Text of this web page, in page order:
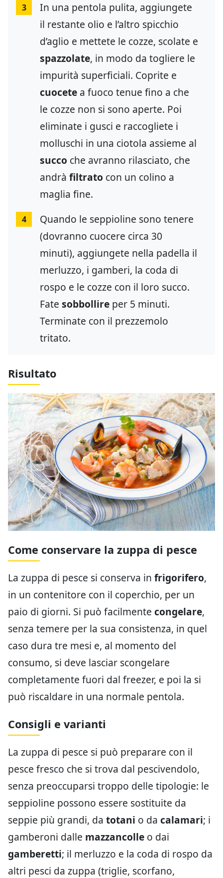
3
In una pentola pulita, aggiungete
il restante olio e l’altro spicchio
d’aglio e mettete le cozze, scolate e
spazzolate, in modo da togliere le
impurità superficiali. Coprite e
cuocete a fuoco tenue fino a che
le cozze non si sono aperte. Poi
eliminate i gusci e raccogliete i
molluschi in una ciotola assieme al
succo che avranno rilasciato, che
andrà filtrato con un colino a
maglia fine.
4
Quando le seppioline sono tenere
(dovranno cuocere circa 30
minuti), aggiungete nella padella il
merluzzo, i gamberi, la coda di
rospo e le cozze con il loro succo.
Fate sobbollire per 5 minuti.
Terminate con il prezzemolo
tritato.
Risultato
Come conservare la zuppa di pesce
La zuppa di pesce si conserva in frigorifero,
in un contenitore con il coperchio, per un
paio di giorni. Si può facilmente congelare,
senza temere per la sua consistenza, in quel
caso dura tre mesi e, al momento del
consumo, si deve lasciar scongelare
completamente fuori dal freezer, e poi la si
può riscaldare in una normale pentola.
Consigli e varianti
La zuppa di pesce si può preparare con il
pesce fresco che si trova dal pescivendolo,
senza preoccuparsi troppo delle tipologie: le
seppioline possono essere sostituite da
seppie più grandi, da totani o da calamari; i
gamberoni dalle mazzancolle o dai
gamberetti; il merluzzo e la coda di rospo da
altri pesci da zuppa (triglie, scorfano,